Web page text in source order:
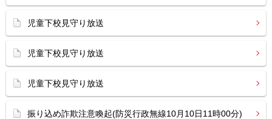
児童下校見守り放送
児童下校見守り放送
児童下校見守り放送
振り込め詐欺注意喚起(防災行政無線10月10日11時00分)